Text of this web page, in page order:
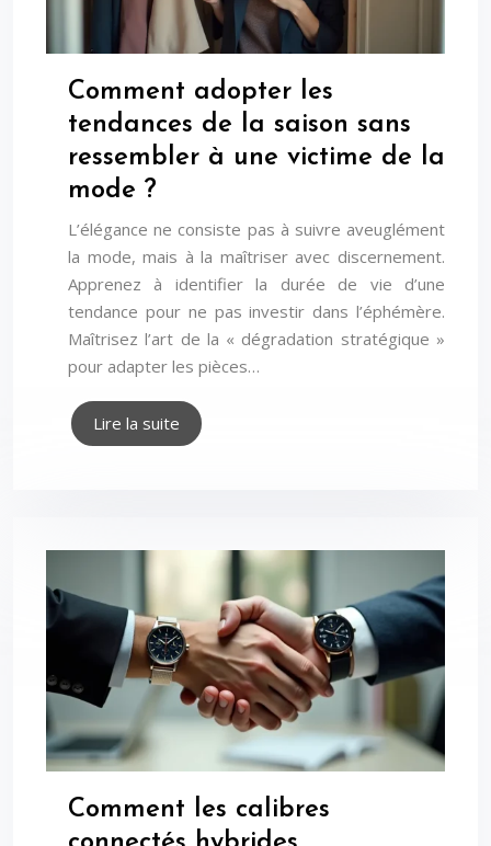
Comment adopter les
tendances de la saison sans
ressembler à une victime de la
mode ?
L’élégance ne consiste pas à suivre aveuglément
la mode, mais à la maîtriser avec discernement.
Apprenez à identifier la durée de vie d’une
tendance pour ne pas investir dans l’éphémère.
Maîtrisez l’art de la « dégradation stratégique »
pour adapter les pièces…
Lire la suite
Comment les calibres